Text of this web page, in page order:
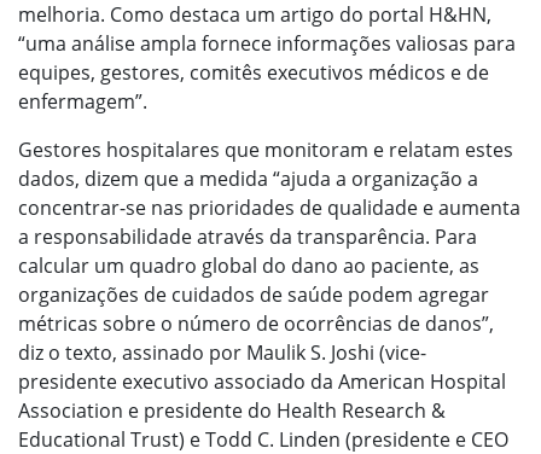
melhoria. Como destaca um artigo do portal H&HN,
“uma análise ampla fornece informações valiosas para
equipes, gestores, comitês executivos médicos e de
enfermagem”.
Gestores hospitalares que monitoram e relatam estes
dados, dizem que a medida “ajuda a organização a
concentrar-se nas prioridades de qualidade e aumenta
a responsabilidade através da transparência. Para
calcular um quadro global do dano ao paciente, as
organizações de cuidados de saúde podem agregar
métricas sobre o número de ocorrências de danos”,
diz o texto, assinado por Maulik S. Joshi (vice-
presidente executivo associado da American Hospital
Association e presidente do Health Research &
Educational Trust) e Todd C. Linden (presidente e CEO